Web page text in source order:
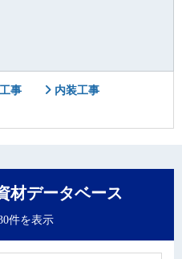
事
内装工事
材データベース
件を表示